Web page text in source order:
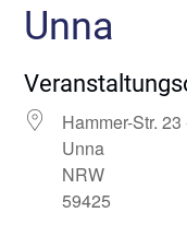
Unna
Hammer-Str.
Unna
NRW
59425